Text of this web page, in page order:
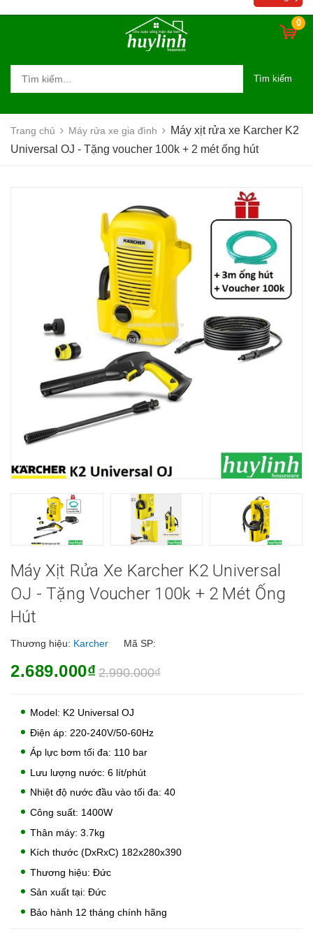
0
Tìm kiếm
Trang chủ Máy rửa xe gia đình
Máy xịt rửa xe Karcher K2
Universal OJ - Tặng voucher 100k + 2 mét ống hút
Máy Xịt Rửa Xe Karcher K2 Universal
OJ - Tặng Voucher 100k + 2 Mét Ống
Hút
Thương hiệu: Karcher Mã SP:
2.689.000₫ 2.990.000₫
Model: K2 Universal OJ
Điện áp: 220-240V/50-60Hz
Áp lực bơm tối đa: 110 bar
Lưu lượng nước: 6 lít/phút
Nhiệt độ nước đầu vào tối đa: 40
Công suất: 1400W
Thân máy: 3.7kg
Kích thước (DxRxC) 182x280x390
Thương hiệu: Đức
Sản xuất tại: Đức
Bảo hành 12 tháng chính hãng